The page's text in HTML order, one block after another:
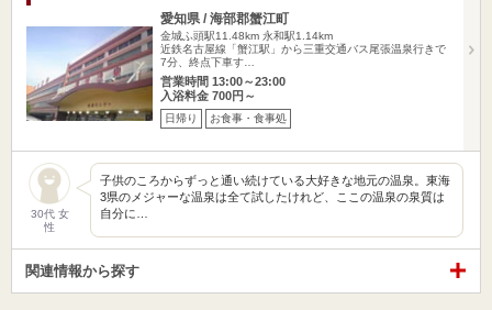
愛知県 / 海部郡蟹江町
金城ふ頭駅11.48km 永和駅1.14km
近鉄名古屋線「蟹江駅」から三重交通バス尾張温泉行きで
7分、終点下車す…
営業時間 13:00～23:00
入浴料金 700円～
日帰り お食事・食事処
30代 女
性
子供のころからずっと通い続けている大好きな地元の温泉。東海
3県のメジャーな温泉は全て試したけれど、ここの温泉の泉質は
自分に…
関連情報から探す